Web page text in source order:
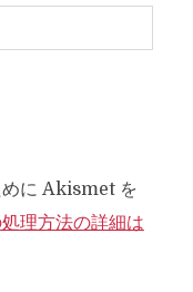
めに Akismet を
理方法の詳細は